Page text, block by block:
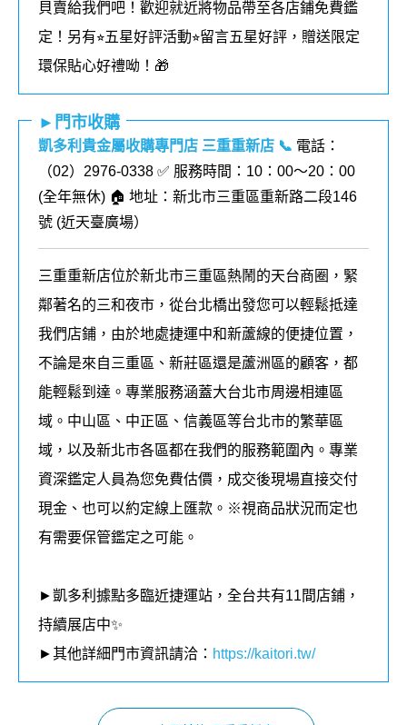
貝賣給我們吧！歡迎就近將物品帶至各店鋪免費鑑
定！ 另有⭐︎五星好評活動⭐︎留言五星好評，贈送限定
環保貼心好禮呦！🎁
►門市收購
凱多利貴金屬收購專門店 三重重新店 📞 電話：
（02）2976-0338 ✅ 服務時間：10：00～20：00
(全年無休) 🏠 地址：新北市三重區重新路二段146
號 (近天臺廣場）
三重重新店位於新北市三重區熱鬧的天台商圈，緊
鄰著名的三和夜市，從台北橋出發您可以輕鬆抵達
我們店鋪，由於地處捷運中和新蘆線的便捷位置，
不論是來自三重區、新莊區還是蘆洲區的顧客，都
能輕鬆到達。專業服務涵蓋大台北市周邊相連區
域。中山區、中正區、信義區等台北市的繁華區
域，以及新北市各區都在我們的服務範圍內 。 專業
資深鑑定人員為您免費估價，成交後現場直接交付
現金、也可以約定線上匯款。 ※視商品狀況而定也
有需要保管鑑定之可能。
►凱多利據點多臨近捷運站，全台共有11間店鋪，
持續展店中✨
►其他詳細門市資訊請洽： https://kaitori.tw/